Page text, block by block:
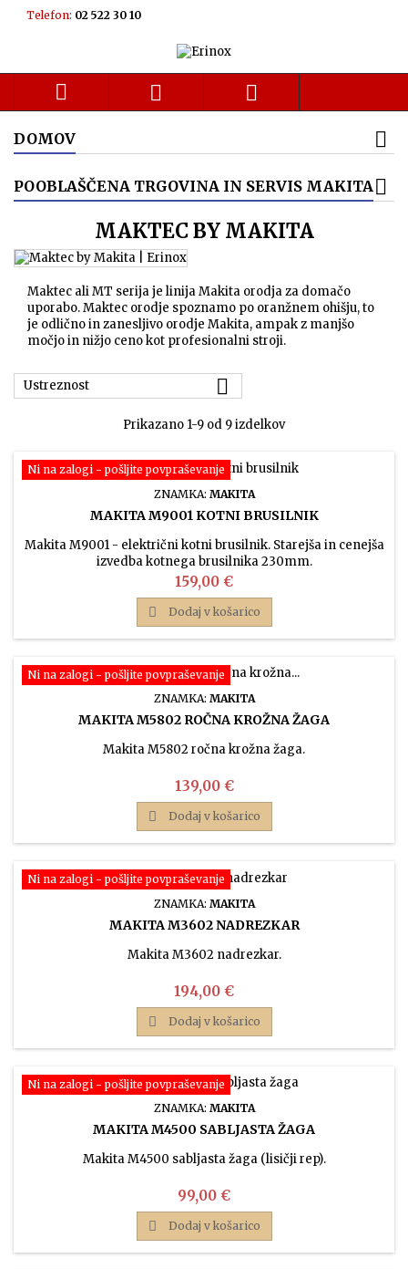
Telefon: 02 522 30 10
  
DOMOV
POOBLAŠČENA TRGOVINA IN SERVIS MAKITA
MAKTEC BY MAKITA
Maktec ali MT serija je linija Makita orodja za domačo
uporabo. Maktec orodje spoznamo po oranžnem ohišju, to
je odlično in zanesljivo orodje Makita, ampak z manjšo
močjo in nižjo ceno kot profesionalni stroji.
Ustreznost 
Prikazano 1-9 od 9 izdelkov
Ni na zalogi - pošljite povpraševanje
ZNAMKA: MAKITA
MAKITA M9001 KOTNI BRUSILNIK
Makita M9001 - električni kotni brusilnik. Starejša in cenejša
izvedba kotnega brusilnika 230mm.
Cena
159,00 €
 Dodaj v košarico
Ni na zalogi - pošljite povpraševanje
ZNAMKA: MAKITA
MAKITA M5802 ROČNA KROŽNA ŽAGA
Makita M5802 ročna krožna žaga.
Cena
139,00 €
 Dodaj v košarico
Ni na zalogi - pošljite povpraševanje
ZNAMKA: MAKITA
MAKITA M3602 NADREZKAR
Makita M3602 nadrezkar.
Cena
194,00 €
 Dodaj v košarico
Ni na zalogi - pošljite povpraševanje
ZNAMKA: MAKITA
MAKITA M4500 SABLJASTA ŽAGA
Makita M4500 sabljasta žaga (lisičji rep).
Cena
99,00 €
 Dodaj v košarico